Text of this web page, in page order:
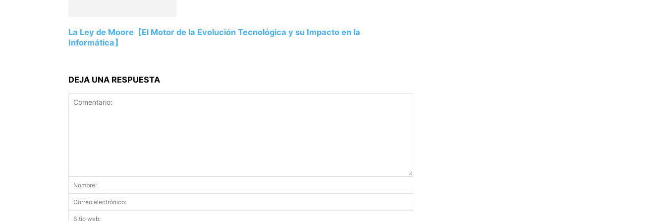
La Ley de Moore【El Motor de la Evolución Tecnológica y su Impacto en la
Informática】
DEJA UNA RESPUESTA